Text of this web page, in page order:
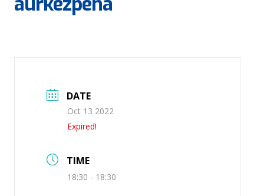
DATE
Oct 13 2022
Expired!
TIME
18:30 - 18:30